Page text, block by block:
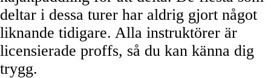
deltar i dessa turer har aldrig gjort något
liknande tidigare. Alla instruktörer är
licensierade proffs, så du kan känna dig
trygg.